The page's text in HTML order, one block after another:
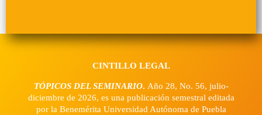
CINTILLO LEGAL
TÓPICOS DEL SEMINARIO. Año 28, No. 56, julio-
diciembre de 2026, es una publicación semestral editada
por la Benemérita Universidad Autónoma de Puebla